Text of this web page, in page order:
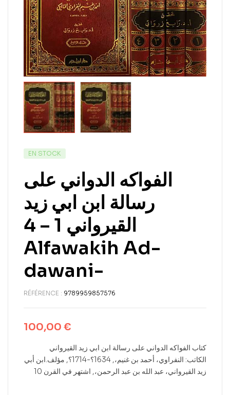
EN STOCK
الفواكه الدواني على
رسالة ابن ابي زيد
القيرواني 1 – 4
Alfawakih Ad-
dawani-
RÉFÉRENCE : 9789959857576
100,00 €
كتاب الفواكه الدواني على رسالة ابن ابي زيد القيرواني
الكاتب: النفراوي، أحمد بن غنيم،, 1634؟-1714؟, مؤلف.ابن أبي
زيد القيرواني، عبد الله بن عبد الرحمن،, اشتهر في القرن 10